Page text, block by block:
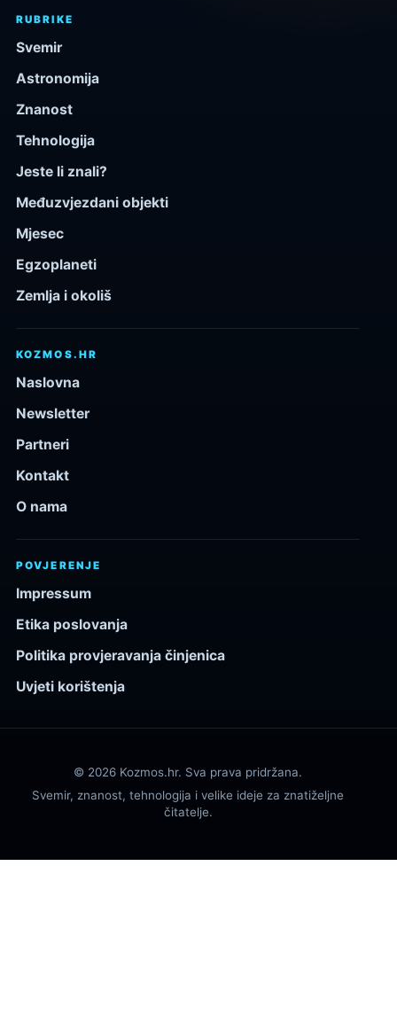
RUBRIKE
Svemir
Astronomija
Znanost
Tehnologija
Jeste li znali?
Međuzvjezdani objekti
Mjesec
Egzoplaneti
Zemlja i okoliš
KOZMOS.HR
Naslovna
Newsletter
Partneri
Kontakt
O nama
POVJERENJE
Impressum
Etika poslovanja
Politika provjeravanja činjenica
Uvjeti korištenja
© 2026 Kozmos.hr. Sva prava pridržana.
Svemir, znanost, tehnologija i velike ideje za znatiželjne
čitatelje.